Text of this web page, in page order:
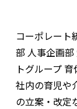
コーポレート
部 人事企画
トグループ
社内の育児や
の立案・改定